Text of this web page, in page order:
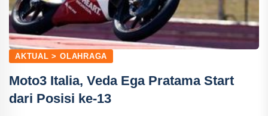
AKTUAL > OLAHRAGA
Moto3 Italia, Veda Ega Pratama Start
dari Posisi ke-13